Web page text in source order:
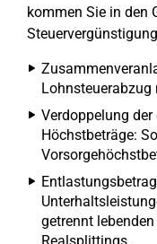
kommen Sie in den
Lohnsteuerabzug
Verdoppelung der
Höchstbeträge:
getrennt